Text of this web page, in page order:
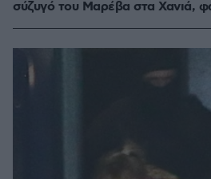
σύζυγό του Μαρέβα στα Χανιά,